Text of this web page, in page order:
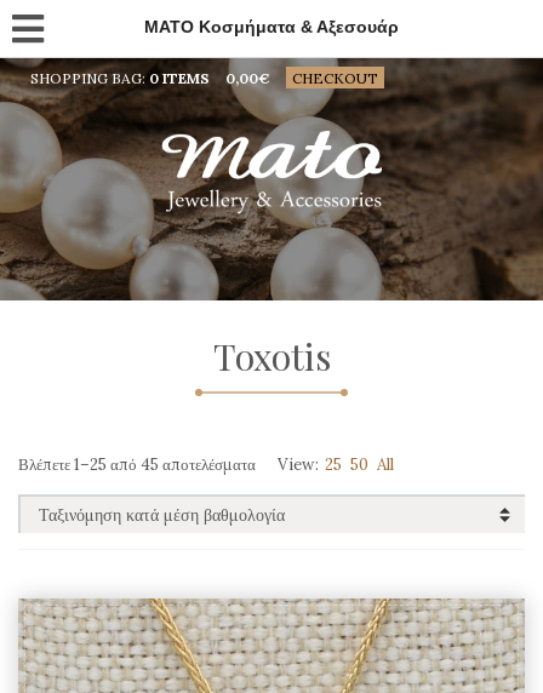
MATO Κοσμήματα & Αξεσουάρ
SHOPPING BAG: 0 ITEMS 0,00€ CHECKOUT
Toxotis
Βλέπετε 1–25 από 45 αποτελέσματαSorted
average
rating
View: 25 50 All